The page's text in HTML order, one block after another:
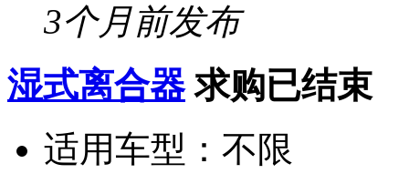
3个月前发布
湿式离合器 求购已结束
适用车型： 不限